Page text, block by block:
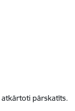
pārskatīts.